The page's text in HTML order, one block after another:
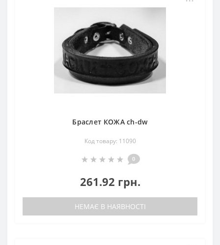
Браслет КОЖА ch-dw
Код товару: 11090
0
261.92 грн.
НЕМАЄ В НАЯВНОСТІ